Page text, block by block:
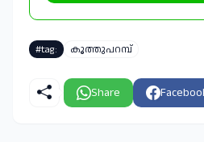
#tag: കൂത്തുപറമ്പ്
Share